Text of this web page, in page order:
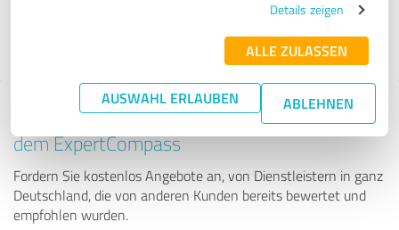
Details zeigen
ALLE ZULASSEN
AUSWAHL ERLAUBEN ABLEHNEN
Tipp: Die passenden Experten finden - mit
dem ExpertCompass
Fordern Sie kostenlos Angebote an, von Dienstleistern in ganz
Deutschland, die von anderen Kunden bereits bewertet und
empfohlen wurden.